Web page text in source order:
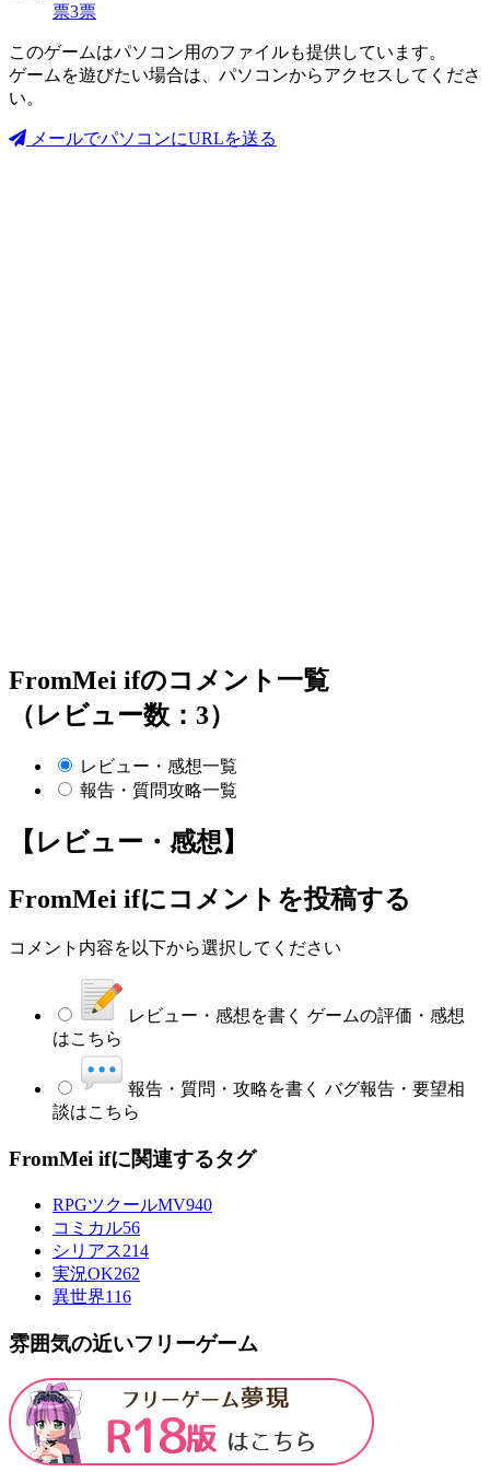
票3票
このゲームはパソコン用のファイルも提供しています。
ゲームを遊びたい場合は、パソコンからアクセスしてくださ
い。
メールでパソコンにURLを送る
FromMei ifのコメント一覧
（レビュー数：3）
レビュー・感想一覧
報告・質問攻略一覧
【レビュー・感想】
FromMei ifにコメントを投稿する
コメント内容を以下から選択してください
レビュー・感想を書く ゲームの評価・感想
はこちら
報告・質問・攻略を書く バグ報告・要望相
談はこちら
FromMei ifに関連するタグ
RPGツクールMV940
コミカル56
シリアス214
実況OK262
異世界116
雰囲気の近いフリーゲーム